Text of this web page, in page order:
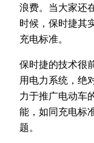
浪费。当大家还
时候，保时捷其
充电标准。
保时捷的技术很
用电力系统，绝
力于推广电动车
能，如同充电标
题。